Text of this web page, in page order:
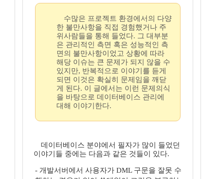
수많은 프로젝트 환경에서의 다양
한 불만사항을 직접 경험했거나 주
위사람들을 통해 들었다. 그 대부분
은 관리적인 측면 혹은 성능적인 측
면의 불만사항이었고 상황에 따라
해당 이슈는 큰 문제가 되지 않을 수
있지만, 반복적으로 이야기를 듣게
되면 이것은 확실히 문제임을 깨닫
게 된다. 이 글에서는 이런 문제의식
을 바탕으로 데이터베이스 관리에
대해 이야기한다.
데이터베이스 분야에서 필자가 많이 들었던
이야기들 중에는 다음과 같은 것들이 있다.
- 개발서버에서 사용자가 DML 구문을 잘못 수